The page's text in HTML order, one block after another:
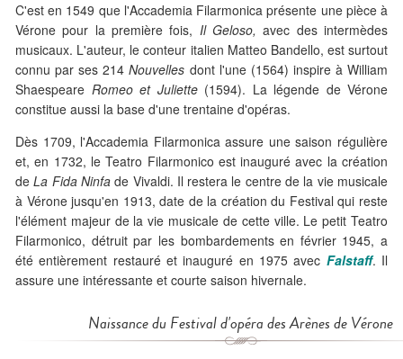
C'est en 1549 que l'Accademia Filarmonica présente une pièce à
Vérone pour la première fois, Il Geloso,avec des intermèdes
musicaux. L'auteur, le conteur italien Matteo Bandello, est surtout
connu par ses 214Nouvelles dont l'une (1564) inspire à William
Shaespeare Romeo et Juliette (1594). La légende de Vérone
constitue aussi la base d'une trentaine d'opéras.
Dès 1709, l'Accademia Filarmonica assure une saison régulière
et, en 1732, le Teatro Filarmonico est inauguré avec la création
deLa Fida Ninfade Vivaldi. Il restera le centre de la vie musicale
à Vérone jusqu'en 1913, date de la création du Festival qui reste
l'élément majeur de la vie musicale de cette ville. Le petit Teatro
Filarmonico, détruit par les bombardements en février 1945, a
été entièrement restauré et inauguré en 1975 avec Falstaff. Il
assure une intéressante et courte saison hivernale.
Naissance du Festival d'opéra des Arènes de Vérone